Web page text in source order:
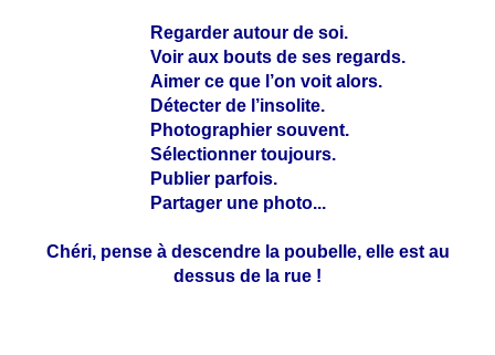
Regarder autour de soi.
Voir aux bouts de ses regards.
Aimer ce que l’on voit alors.
Détecter de l’insolite.
Photographier souvent.
Sélectionner toujours.
Publier parfois.
Partager une photo...
Chéri, pense à descendre la poubelle, elle est au
dessus de la rue !